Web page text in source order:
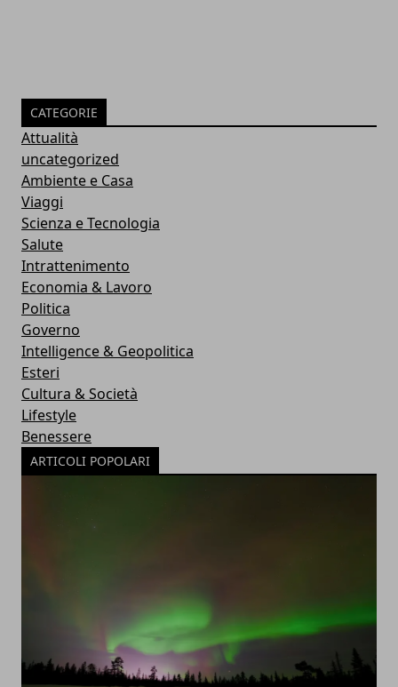
CATEGORIE
Attualità
uncategorized
Ambiente e Casa
Viaggi
Scienza e Tecnologia
Salute
Intrattenimento
Economia & Lavoro
Politica
Governo
Intelligence & Geopolitica
Esteri
Cultura & Società
Lifestyle
Benessere
ARTICOLI POPOLARI